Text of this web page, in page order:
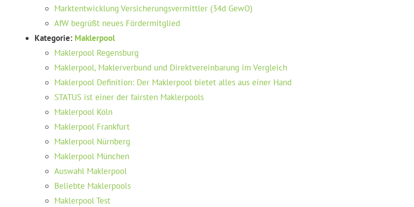
Marktentwicklung Versicherungsvermittler (34d GewO)
AfW begrüßt neues Fördermitglied
Kategorie: Maklerpool
Maklerpool Regensburg
Maklerpool, Maklerverbund und Direktvereinbarung im Vergleich
Maklerpool Definition: Der Maklerpool bietet alles aus einer Hand
STATUS ist einer der fairsten Maklerpools
Maklerpool Köln
Maklerpool Frankfurt
Maklerpool Nürnberg
Maklerpool München
Auswahl Maklerpool
Beliebte Maklerpools
Maklerpool Test